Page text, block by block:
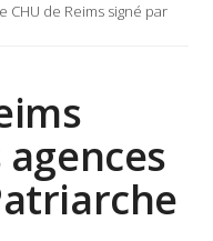
CHU de Reims signé par